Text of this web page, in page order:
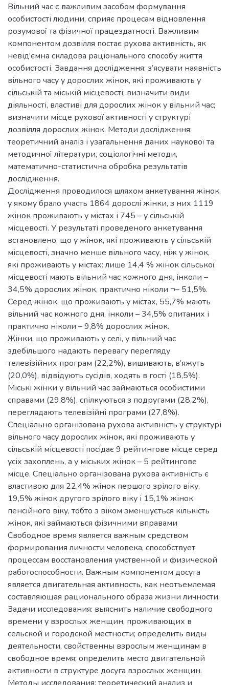
Вільний час є важливим засобом формування
особистості людини, сприяє процесам відновлення
розумової та фізичної працездатності. Важливим
компонентом дозвілля постає рухова активність, як
невід’ємна складова раціонального способу життя
особистості. Завдання дослідження: з’ясувати наявність
вільного часу у дорослих жінок, які проживають у
сільській та міській місцевості; визначити види
діяльності, властиві для дорослих жінок у вільний час;
визначити місце рухової активності у структурі
дозвілля дорослих жінок. Методи дослідження:
теоретичний аналіз і узагальнення даних наукової та
методичної літератури, соціологічні методи,
математично-статистична обробка результатів
дослідження.
Дослідження проводилося шляхом анкетування жінок,
у якому брало участь 1864 дорослі жінки, з них 1119
жінок проживають у містах і 745 – у сільській
місцевості. У результаті проведеного анкетування
встановлено, що у жінок, які проживають у сільській
місцевості, значно менше вільного часу, ніж у жінок,
які проживають у містах: лише 14,4 % жінок сільської
місцевості мають вільний час кожного дня, інколи –
34,5% дорослих жінок, практично ніколи ¬– 51,5%.
Серед жінок, що проживають у містах, 55,7% мають
вільний час кожного дня, інколи – 34,5% опитаних і
практично ніколи – 9,8% дорослих жінок.
Жінки, що проживають у селі, у вільний час
здебільшого надають перевагу перегляду
телевізійних програм (22,2%), вишивають, в’яжуть
(20,0%), відвідують сусідів, ходять в гості (18,5%).
Міські жінки у вільний час займаються особистими
справами (29,8%), спілкуються з подругами (28,2%),
переглядають телевізійні програми (27,8%).
Спеціально організована рухова активність у структурі
вільного часу дорослих жінок, які проживають у
сільській місцевості посідає 9 рейтингове місце серед
усіх захоплень, а у міських жінок – 5 рейтингове
місце. Спеціально організована рухова активність є
властивою для 22,4% жінок першого зрілого віку,
19,5% жінок другого зрілого віку і 15,1% жінок
пенсійного віку, тобто з віком зменшується кількість
жінок, які займаються фізичними вправами
Свободное время является важным средством
формирования личности человека, способствует
процессам восстановления умственной и физической
работоспособности. Важным компонентом досуга
является двигательная активность, как неотъемлемая
составляющая рационального образа жизни личности.
Задачи исследования: выяснить наличие свободного
времени у взрослых женщин, проживающих в
сельской и городской местности; определить виды
деятельности, свойственны взрослым женщинам в
свободное время; определить место двигательной
активности в структуре досуга взрослых женщин.